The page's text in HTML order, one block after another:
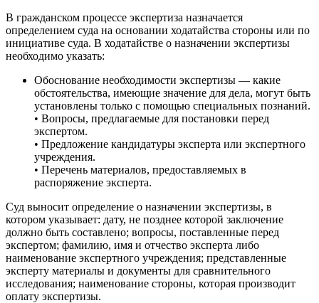
В гражданском процессе экспертиза назначается
определением суда на основании ходатайства стороны или по
инициативе суда. В ходатайстве о назначении экспертизы
необходимо указать:
Обоснование необходимости экспертизы — какие
обстоятельства, имеющие значение для дела, могут быть
установлены только с помощью специальных познаний.
• Вопросы, предлагаемые для постановки перед
экспертом.
• Предложение кандидатуры эксперта или экспертного
учреждения.
• Перечень материалов, предоставляемых в
распоряжение эксперта.
Суд выносит определение о назначении экспертизы, в
котором указывает: дату, не позднее которой заключение
должно быть составлено; вопросы, поставленные перед
экспертом; фамилию, имя и отчество эксперта либо
наименование экспертного учреждения; представленные
эксперту материалы и документы для сравнительного
исследования; наименование стороны, которая производит
оплату экспертизы.